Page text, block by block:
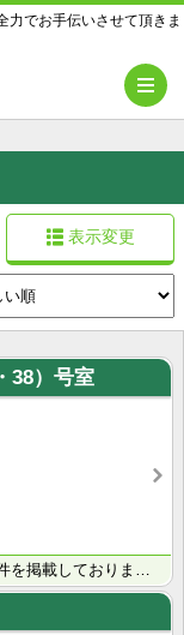
でお手伝いさせて頂きま
表示変更
38）号室
当社ホームページには当社で取り扱っている物件を掲載しております。 現在の募集状況に関しては、スタッフ･･･